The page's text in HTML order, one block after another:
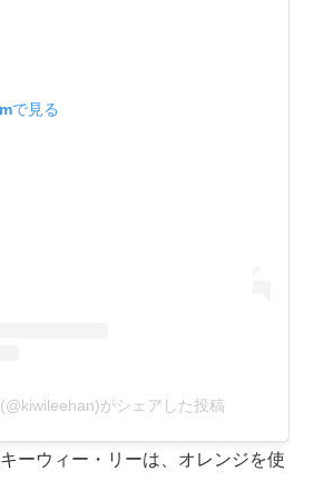
で見る
がシェアした投稿
ーウィー・リーは、オレンジを使